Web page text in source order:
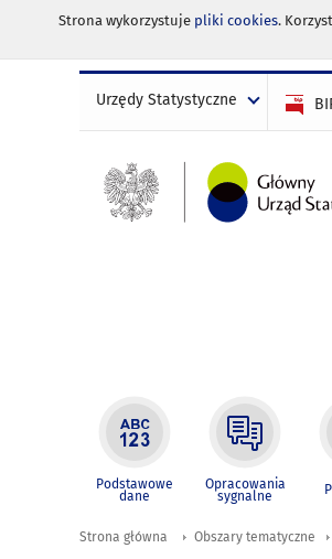
Strona wykorzystuje pliki cookies.
Urzędy Statystyczne
Podstawowe
dane
Opracowania
sygnalne
Strona główna Obszary tematyczne